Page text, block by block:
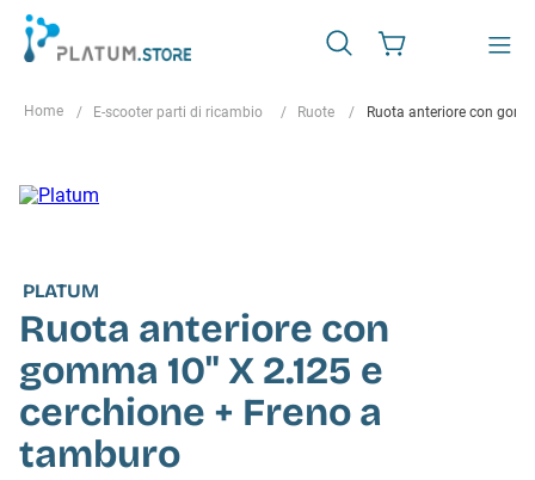
E-scooter parti di ricambio Ruote Ruota anteriore con
PLATUM
Ruota anteriore con
gomma 10" X 2.125 e
cerchione + Freno a
tamburo